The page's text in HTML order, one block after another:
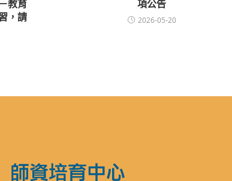
教育
，請
項公告
2026-05-20